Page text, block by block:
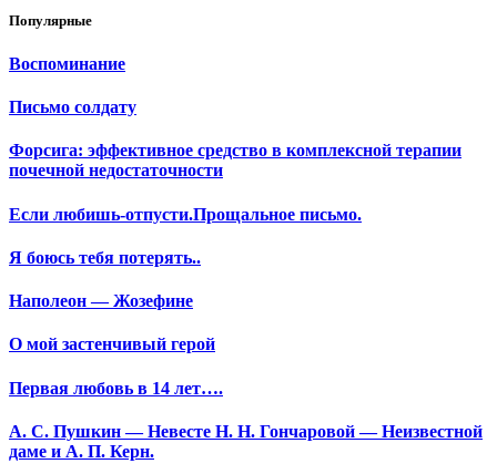
Популярные
Воспоминание
Письмо солдату
Форсига: эффективное средство в комплексной терапии
почечной недостаточности
Если любишь-отпусти.Прощальное письмо.
Я боюсь тебя потерять..
Наполеон — Жозефине
О мой застенчивый герой
Первая любовь в 14 лет….
А. С. Пушкин — Невесте Н. Н. Гончаровой — Неизвестной
даме и А. П. Керн.